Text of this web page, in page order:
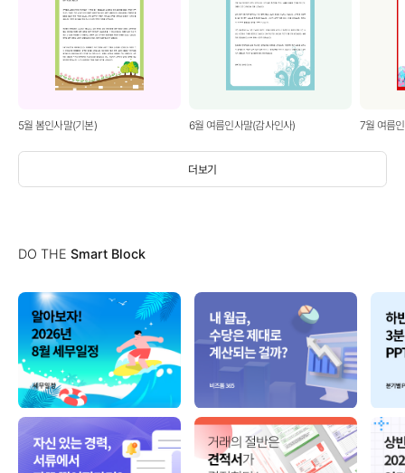
더보기
5월 봄인사말(기본) 6월 여름인사말(감사인사) 7월 여름
DO THE Smart Block